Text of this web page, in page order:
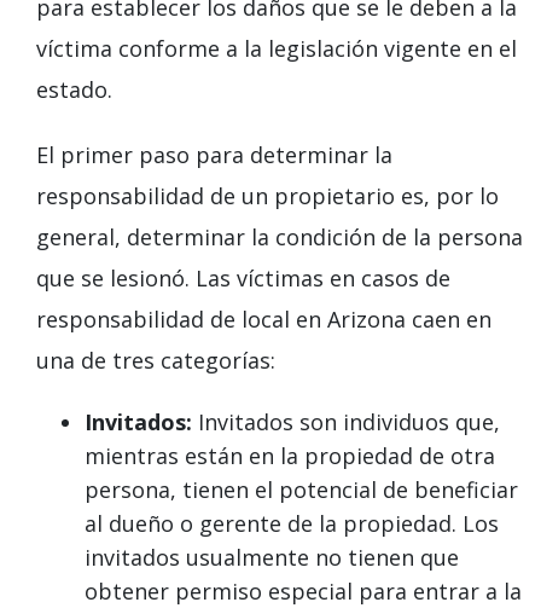
para establecer los daños que se le deben a la
víctima conforme a la legislación vigente en el
estado.
El primer paso para determinar la
responsabilidad de un propietario es, por lo
general, determinar la condición de la persona
que se lesionó. Las víctimas en casos de
responsabilidad de local en Arizona caen en
una de tres categorías:
Invitados: Invitados son individuos que,
mientras están en la propiedad de otra
persona, tienen el potencial de beneficiar
al dueño o gerente de la propiedad. Los
invitados usualmente no tienen que
obtener permiso especial para entrar a la